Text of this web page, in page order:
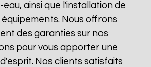
ainsi que l'installation de
équipements. Nous offrons
des garanties sur nos
pour vous apporter une
Nos clients satisfaits